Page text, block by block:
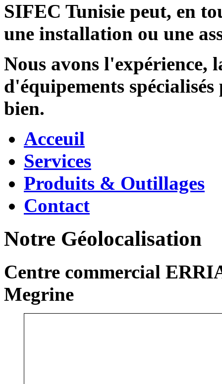
SIFEC Tunisie peut, en
une installation ou une
Nous avons l'expérience,
d'équipements
bien.
Acceuil
Services
Produits & Outillages
Contact
Notre Géolocalisation
Centre commercial
Megrine